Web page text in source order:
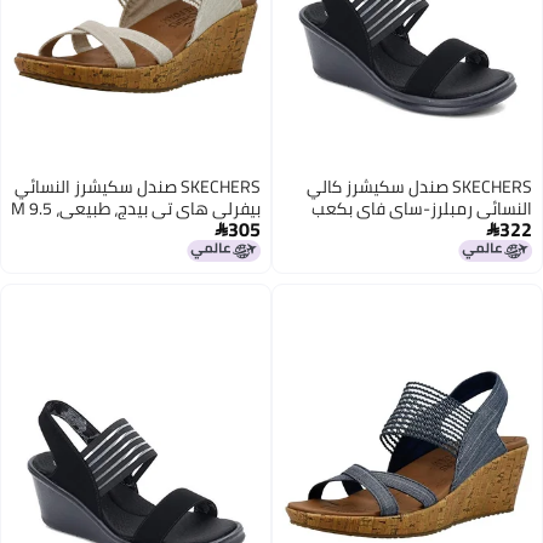
SKECHERS صندل سكيشرز كالي
النسائي رمبلرز-ساي فاي بكعب
عريض، أسود، 11 W US
322
SKECHERS صندل سكيشرز النسائي
بيفرلي هاي تي بيدج، طبيعي، 9.5 M
US
305